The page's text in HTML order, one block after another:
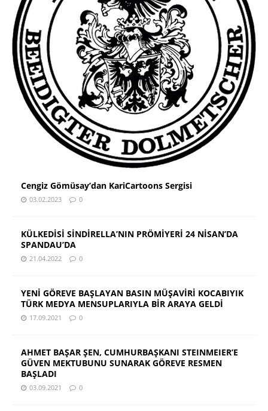
Cengiz Gömüsay’dan KariCartoons Sergisi
03.02.2023 0
KÜLKEDİSİ SİNDİRELLA’NIN PRÖMİYERİ 24 NİSAN’DA
SPANDAU’DA
21.04.2022 0
YENİ GÖREVE BAŞLAYAN BASIN MÜŞAVİRİ KOCABIYIK
TÜRK MEDYA MENSUPLARIYLA BİR ARAYA GELDİ
17.09.2021 0
AHMET BAŞAR ŞEN, CUMHURBAŞKANI STEINMEIER’E
GÜVEN MEKTUBUNU SUNARAK GÖREVE RESMEN
BAŞLADI
03.09.2021 0